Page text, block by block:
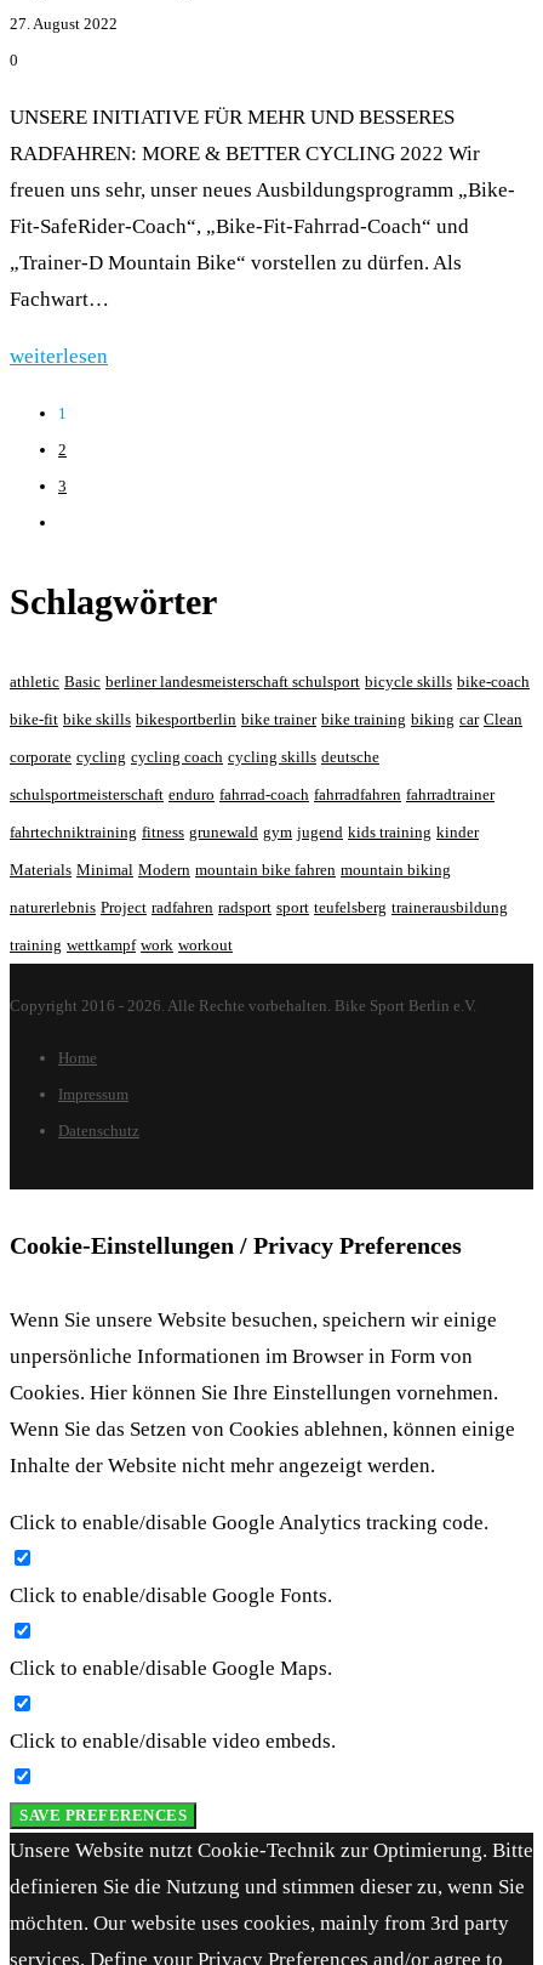
27. August 2022
0
UNSERE INITIATIVE FÜR MEHR UND BESSERES
RADFAHREN: MORE & BETTER CYCLING 2022 Wir
freuen uns sehr, unser neues Ausbildungsprogramm „Bike-
Fit-SafeRider-Coach“, „Bike-Fit-Fahrrad-Coach“ und
„Trainer-D Mountain Bike“ vorstellen zu dürfen. Als
Fachwart…
weiterlesen
1
2
3
Schlagwörter
athletic Basic berliner landesmeisterschaft schulsport bicycle skills bike-coach
bike-fit bike skills bikesportberlin bike trainer bike training biking car Clean
corporate cycling cycling coach cycling skills deutsche
schulsportmeisterschaft enduro fahrrad-coach fahrradfahren fahrradtrainer
fahrtechniktraining fitness grunewald gym jugend kids training kinder
Materials Minimal Modern mountain bike fahren mountain biking
naturerlebnis Project radfahren radsport sport teufelsberg trainerausbildung
training wettkampf work workout
Copyright 2016 - 2026. Alle Rechte vorbehalten. Bike Sport Berlin e.V.
Home
Impressum
Datenschutz
Cookie-Einstellungen / Privacy Preferences
Wenn Sie unsere Website besuchen, speichern wir einige
unpersönliche Informationen im Browser in Form von
Cookies. Hier können Sie Ihre Einstellungen vornehmen.
Wenn Sie das Setzen von Cookies ablehnen, können einige
Inhalte der Website nicht mehr angezeigt werden.
Click to enable/disable Google Analytics tracking code.
Click to enable/disable Google Fonts.
Click to enable/disable Google Maps.
Click to enable/disable video embeds.
SAVE PREFERENCES
Unsere Website nutzt Cookie-Technik zur Optimierung. Bitte
definieren Sie die Nutzung und stimmen dieser zu, wenn Sie
möchten. Our website uses cookies, mainly from 3rd party
services. Define your Privacy Preferences and/or agree to